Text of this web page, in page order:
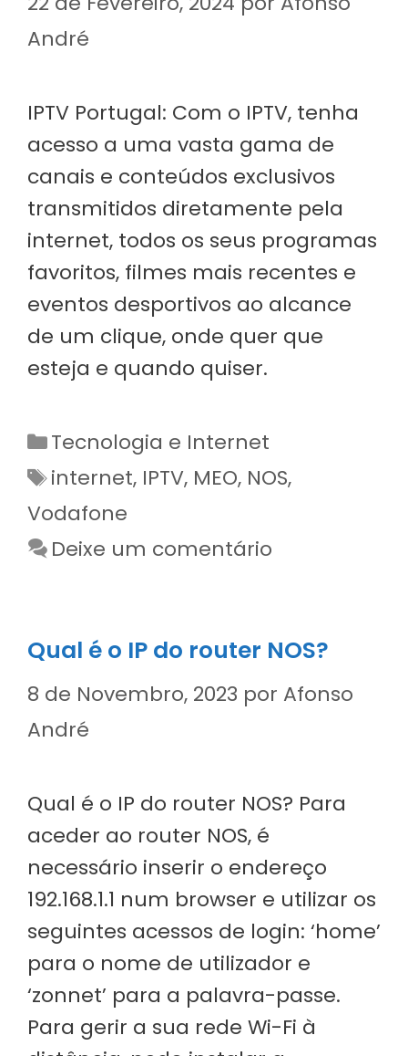
André
IPTV Portugal: Com o IPTV, tenha
acesso a uma vasta gama de
canais e conteúdos exclusivos
transmitidos diretamente pela
internet, todos os seus programas
favoritos, filmes mais recentes e
eventos desportivos ao alcance
de um clique, onde quer que
esteja e quando quiser.
Categorias
Tecnologia e Internet
Etiquetas
internet, IPTV, MEO, NOS,
Vodafone
Deixe um comentário
Qual é o IP do router NOS?
8 de Novembro, 2023 por Afonso
André
Qual é o IP do router NOS? Para
aceder ao router NOS, é
necessário inserir o endereço
192.168.1.1 num browser e utilizar os
seguintes acessos de login: ‘home’
para o nome de utilizador e
‘zonnet’ para a palavra-passe.
Para gerir a sua rede Wi-Fi à